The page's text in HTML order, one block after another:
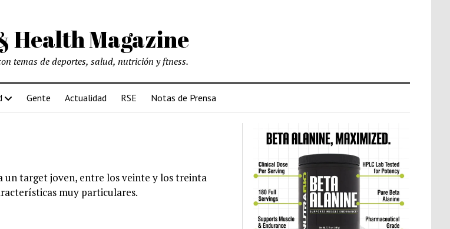
Health Magazine
temas de deportes, salud, nutrición y ftness.
Gente Actualidad RSE Notas de Prensa
un target joven, entre los veinte y los treinta
muy particulares.